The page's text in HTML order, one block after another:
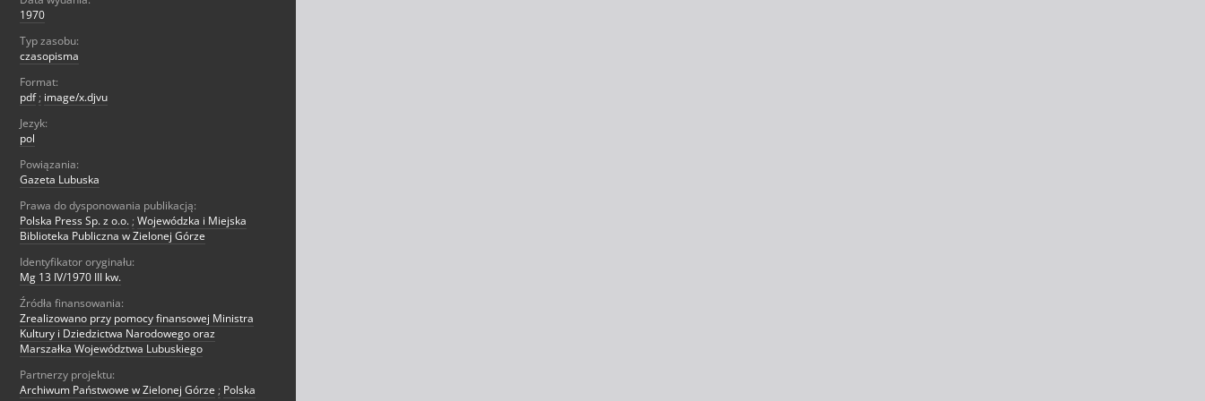
1970
Typ zasobu:
czasopisma
Format:
pdf ; image/x.djvu
Jezyk:
pol
Powiązania:
Gazeta Lubuska
Prawa do dysponowania publikacją:
Polska Press Sp. z o.o. ; Wojewódzka i Miejska
Biblioteka Publiczna w Zielonej Górze
Identyfikator oryginału:
Mg 13 IV/1970 III kw.
Źródła finansowania:
Zrealizowano przy pomocy finansowej Ministra
Kultury i Dziedzictwa Narodowego oraz
Marszałka Województwa Lubuskiego
Partnerzy projektu:
Archiwum Państwowe w Zielonej Górze ; Polska